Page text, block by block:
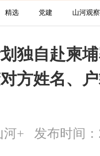
精选 党建 山河观察
独自赴柬
方姓名、
河+ 发布时间：